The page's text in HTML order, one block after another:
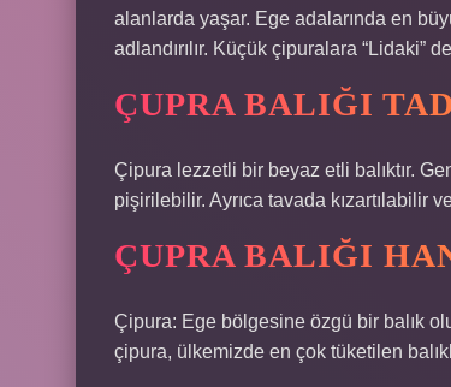
alanlarda yaşar. Ege adalarında en
adlandırılır. Küçük çipuralara “Lidaki”
ÇUPRA BALIĞI
Çipura lezzetli bir beyaz etli balıktır.
pişirilebilir. Ayrıca tavada kızartılabilir
ÇUPRA BALIĞI
Çipura: Ege bölgesine özgü bir balık
çipura, ülkemizde en çok tüketilen